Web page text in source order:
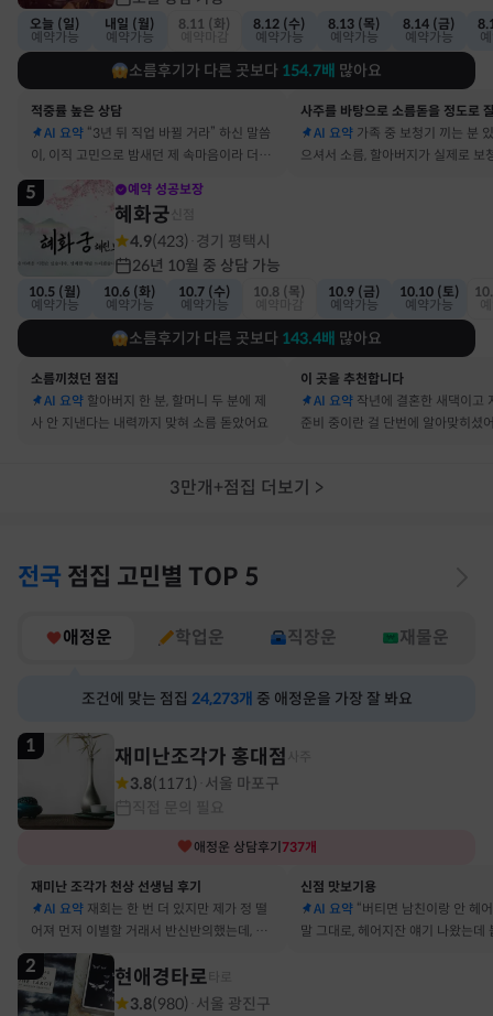
오늘 (일)
예약가능
내일 (월)
예약가능
8.11 (화)
8.12 (수)
예약가능
8.13 (목)
예약가능
8.14 (금)
예약가능
소름후기가 다른 곳보다 154.7배 많아요
적중률 높은 상담
AI 요약 “3년 뒤 직업 바뀔 거라” 하신 말씀
이, 이직 고민으로 밤새던 제 속마음이라 더 신
기했어요
AI 요약 가족 중 보청기 끼는 분
으셔서 소름, 할아버지가 실제로 보
5 예약 성공보장
혜화궁
4.9(423) 경기 평택시
26년 10월 중 상담 가능
10.5 (월)
예약가능
10.6 (화)
예약가능
10.7 (수)
예약가능
10.8 (목)
10.9 (금)
예약가능
10.10 (토)
예약가능
소름후기가 다른 곳보다 143.4배 많아요
소름끼쳤던 점집
AI 요약 할아버지 한 분, 할머니 두 분에 제
사 안 지낸다는 내력까지 맞혀 소름 돋았어요
이 곳을 추천합니다
AI 요약 작년에 결혼한 새댁이고
준비 중이란 걸 단번에 알아맞히셨
3만개+점집 더보기 >
전국 점집 고민별 TOP 5
애정운 학업운 직장운 재물운
조건에 맞는 점집 24,273개 중 애정운을 가장 잘 봐요
1 재미난조각가 홍대점
3.8(1171) 서울 마포구
애정운 상담후기 737개
재미난 조각가 천상 선생님 후기
AI 요약 재회는 한 번 더 있지만 제가 정 떨
어져 먼저 이별할 거래서 반신반의했는데, 정
말 재회 후 제가 먼저 헤어지자고 했어요
신점 맛보기용
AI 요약 “버티면 남친이랑 안 헤
말 그대로, 헤어지잔 얘기 나왔는데
2 현애경타로
3.8(980) 서울 광진구